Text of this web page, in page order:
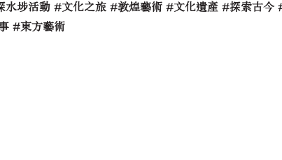
埗活動 #文化之旅 #敦煌藝術 #文化遺產 #探索古今
#東方藝術